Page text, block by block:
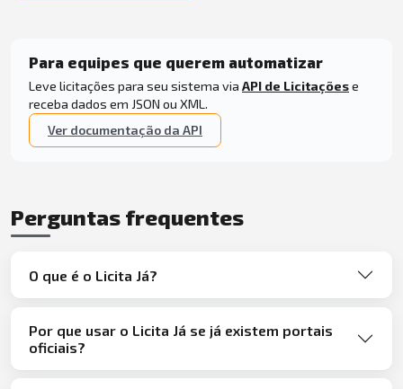
Para equipes que querem automatizar
Leve licitações para seu sistema via API de Licitaçõese
receba dados em JSON ou XML.
Ver documentação da API
Perguntas frequentes
O que é o Licita Já?
Por que usar o Licita Já se já existem portais
oficiais?